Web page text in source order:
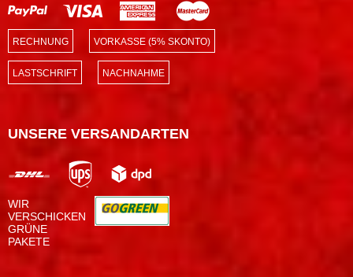
RECHNUNG VORKASSE (5% SKONTO)
LASTSCHRIFT NACHNAHME
UNSERE VERSANDARTEN
WIR
VERSCHICKEN
GRÜNE
PAKETE